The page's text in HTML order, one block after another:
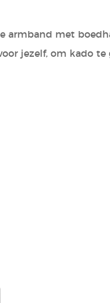
armband met
jezelf, om kado